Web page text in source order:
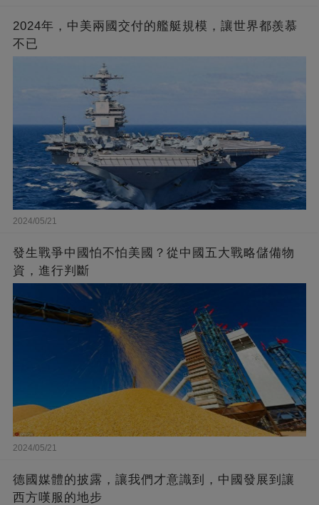
2024年，中美兩國交付的艦艇規模，讓世界都羨慕
不已
2024/05/21
發生戰爭中國怕不怕美國？從中國五大戰略儲備物
資，進行判斷
2024/05/21
德國媒體的披露，讓我們才意識到，中國發展到讓
西方嘆服的地步